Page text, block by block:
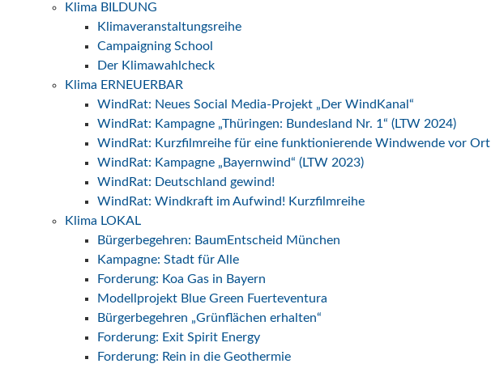
Klima BILDUNG
Klimaveranstaltungsreihe
Campaigning School
Der Klimawahlcheck
Klima ERNEUERBAR
WindRat: Neues Social Media-Projekt „Der WindKanal“
WindRat: Kampagne „Thüringen: Bundesland Nr. 1“ (LTW 2024)
WindRat: Kurzfilmreihe für eine funktionierende Windwende vor Ort
WindRat: Kampagne „Bayernwind“ (LTW 2023)
WindRat: Deutschland gewind!
WindRat: Windkraft im Aufwind! Kurzfilmreihe
Klima LOKAL
Bürgerbegehren: BaumEntscheid München
Kampagne: Stadt für Alle
Forderung: Koa Gas in Bayern
Modellprojekt Blue Green Fuerteventura
Bürgerbegehren „Grünflächen erhalten“
Forderung: Exit Spirit Energy
Forderung: Rein in die Geothermie